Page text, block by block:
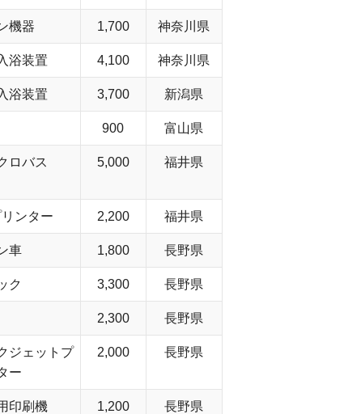
機器 1,700 神奈川県
浴装置 4,100 神奈川県
浴装置 3,700 新潟県
900 富山県
ロバス 5,000 福井県
ンター 2,200 福井県
車 1,800 長野県
ク 3,300 長野県
2,300 長野県
ジェットプ
ー
2,000 長野県
印刷機 1,200 長野県